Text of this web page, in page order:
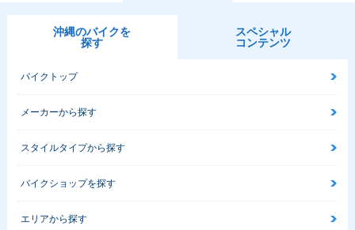
沖縄のバイクを
探す
スペシャル
コンテンツ
バイクトップ
メーカーから探す
スタイルタイプから探す
バイクショップを探す
エリアから探す